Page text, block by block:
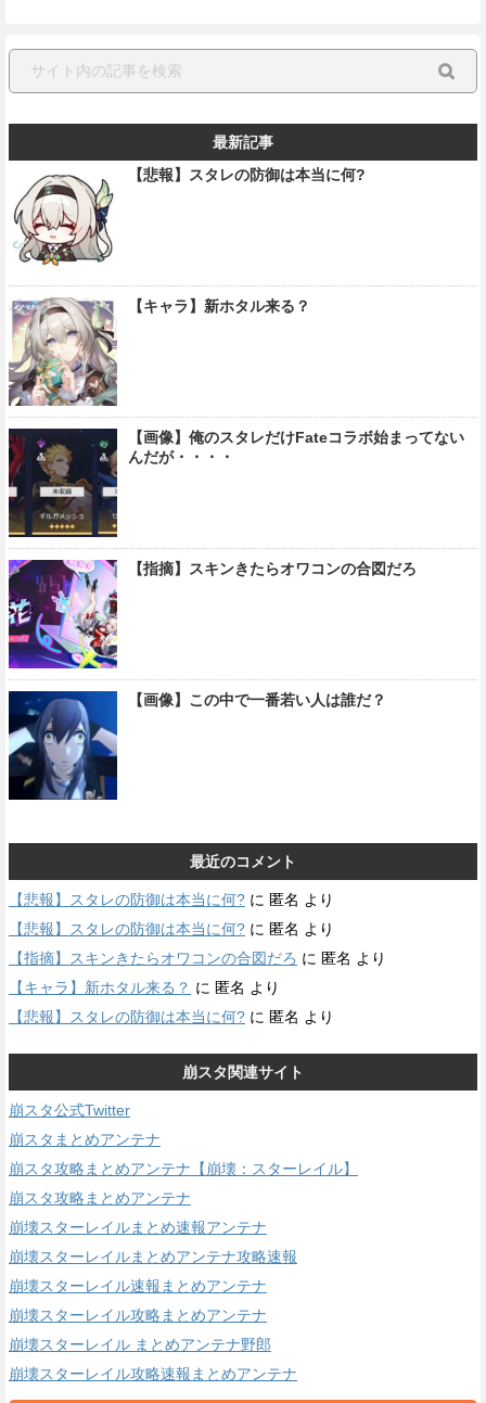
最新記事
【悲報】スタレの防御は本当に何?
【キャラ】新ホタル来る？
【画像】俺のスタレだけFateコラボ始まってない
んだが・・・・
【指摘】スキンきたらオワコンの合図だろ
【画像】この中で一番若い人は誰だ？
最近のコメント
【悲報】スタレの防御は本当に何? に 匿名 より
【悲報】スタレの防御は本当に何? に 匿名 より
【指摘】スキンきたらオワコンの合図だろ に 匿名 より
【キャラ】新ホタル来る？ に 匿名 より
【悲報】スタレの防御は本当に何? に 匿名 より
崩スタ関連サイト
崩スタ公式Twitter
崩スタまとめアンテナ
崩スタ攻略まとめアンテナ【崩壊：スターレイル】
崩スタ攻略まとめアンテナ
崩壊スターレイルまとめ速報アンテナ
崩壊スターレイルまとめアンテナ攻略速報
崩壊スターレイル速報まとめアンテナ
崩壊スターレイル攻略まとめアンテナ
崩壊スターレイル まとめアンテナ野郎
崩壊スターレイル攻略速報まとめアンテナ